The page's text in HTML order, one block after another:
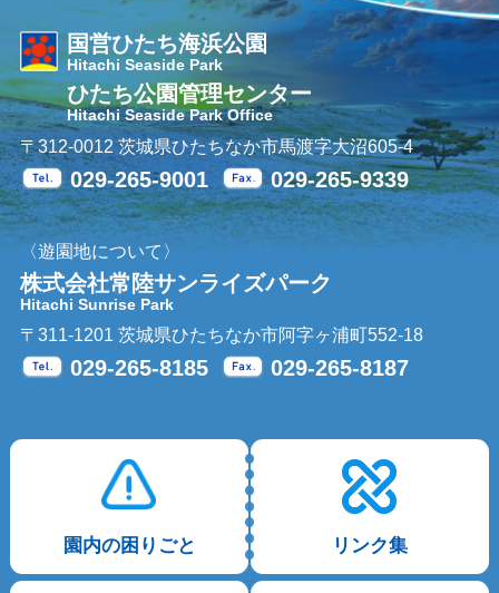
国営ひたち海浜公園
Hitachi Seaside Park
ひたち公園管理センター
Hitachi Seaside Park Office
〒312-0012 茨城県ひたちなか市馬渡字大沼605-4
Tel.
029-265-9001 Fax.
029-265-9339
〈遊園地について〉
株式会社常陸サンライズパーク
Hitachi Sunrise Park
〒311-1201 茨城県ひたちなか市阿字ヶ浦町552-18
Tel.
029-265-8185 Fax.
029-265-8187
園内の困りごと リンク集